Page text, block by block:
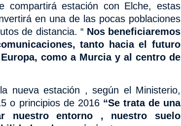
compartirá estación con Elche, estas
en una de las pocas poblaciones
de distancia. “ Nos beneficiaremos
tanto hacia el futuro
como a Murcia y al centro de
nueva estación , según el Ministerio,
o principios de 2016 “Se trata de una
nuestro entorno , nuestro suelo